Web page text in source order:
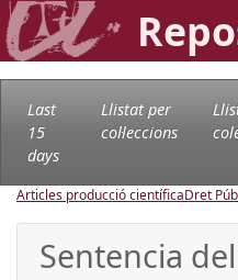
Last
15
days
Llistat per
col·leccions
Articles producció científicaDret
Sentencia